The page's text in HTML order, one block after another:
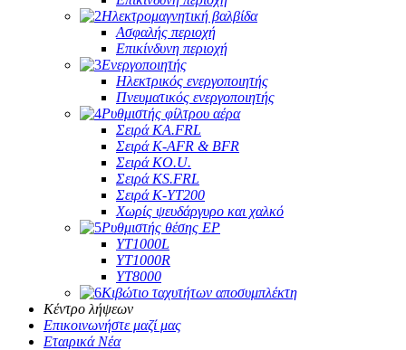
Ηλεκτρομαγνητική βαλβίδα
Ασφαλής περιοχή
Επικίνδυνη περιοχή
Ενεργοποιητής
Ηλεκτρικός ενεργοποιητής
Πνευματικός ενεργοποιητής
Ρυθμιστής φίλτρου αέρα
Σειρά KA.FRL
Σειρά K-AFR & BFR
Σειρά KO.U.
Σειρά KS.FRL
Σειρά K-YT200
Χωρίς ψευδάργυρο και χαλκό
Ρυθμιστής θέσης EP
YT1000L
YT1000R
YT8000
Κιβώτιο ταχυτήτων αποσυμπλέκτη
Κέντρο λήψεων
Επικοινωνήστε μαζί μας
Εταιρικά Νέα